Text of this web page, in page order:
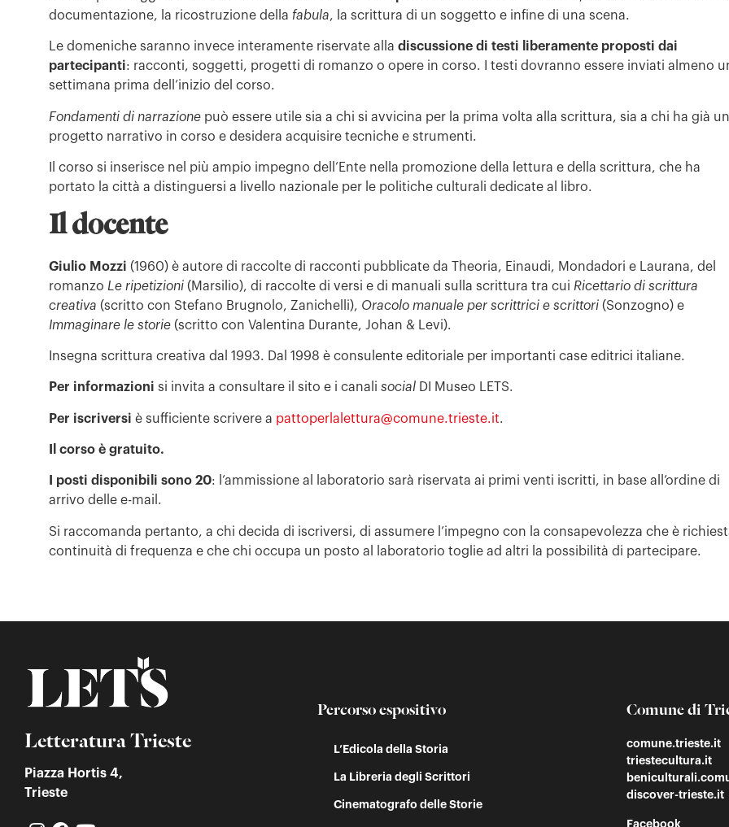
documentazione, la ricostruzione della fabula, la scrittura di un soggetto e infine di una scena.
Le domeniche saranno invece interamente riservate alla discussione di testi liberamente proposti dai
partecipanti: racconti, soggetti, progetti di romanzo o opere in corso. I testi dovranno essere inviati almeno
settimana prima dell’inizio del corso.
Fondamenti di narrazione può essere utile sia a chi si avvicina per la prima volta alla scrittura, sia a chi ha già un
progetto narrativo in corso e desidera acquisire tecniche e strumenti.
Il corso si inserisce nel più ampio impegno dell’Ente nella promozione della lettura e della scrittura, che ha
portato la città a distinguersi a livello nazionale per le politiche culturali dedicate al libro.
Il docente
Giulio Mozzi (1960) è autore di raccolte di racconti pubblicate da Theoria, Einaudi, Mondadori e Laurana, del
romanzo Le ripetizioni (Marsilio), di raccolte di versi e di manuali sulla scrittura tra cui Ricettario di scrittura
creativa (scritto con Stefano Brugnolo, Zanichelli), Oracolo manuale per scrittrici e scrittori (Sonzogno) e
Immaginare le storie (scritto con Valentina Durante, Johan & Levi).
Insegna scrittura creativa dal 1993. Dal 1998 è consulente editoriale per importanti case editrici italiane.
Per informazioni si invita a consultare il sito e i canali social DI Museo LETS.
Per iscriversi è sufficiente scrivere a pattoperlalettura@comune.trieste.it.
Il corso è gratuito.
I posti disponibili sono 20: l’ammissione al laboratorio sarà riservata ai primi venti iscritti, in base all’ordine di
arrivo delle e-mail.
Si raccomanda pertanto, a chi decida di iscriversi, di assumere l’impegno con la consapevolezza che è
continuità di frequenza e che chi occupa un posto al laboratorio toglie ad altri la possibilità di partecipare.
Letteratura Trieste
Piazza Hortis 4,
Trieste
Percorso espositivo
L’Edicola della Storia
La Libreria degli Scrittori
Cinematografo delle Storie
Comune di
comune.trieste.it
triestecultura.it
discover-trieste.it
Facebook